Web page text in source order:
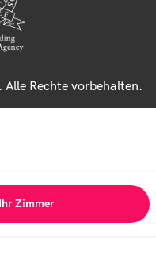
Rechte vorbehalten.
Zimmer